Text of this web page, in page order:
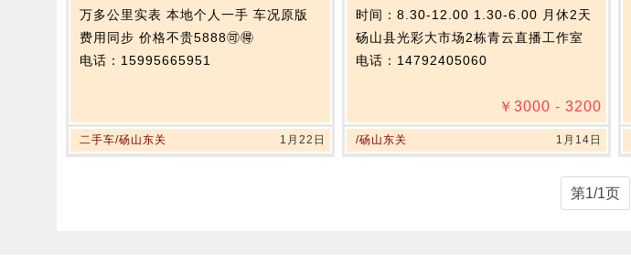
万多公里实表 本地个人一手 车况原版
费用同步 价格不贵5888🉑🉐
电话：15995665951
二手车/砀山东关 1月22日
时间：8.30-12.00 1.30-6.00 月休2天
砀山县光彩大市场2栋青云直播工作室
电话：14792405060
/砀山东关
￥ 3000 - 3200
1月14日
第1/1页